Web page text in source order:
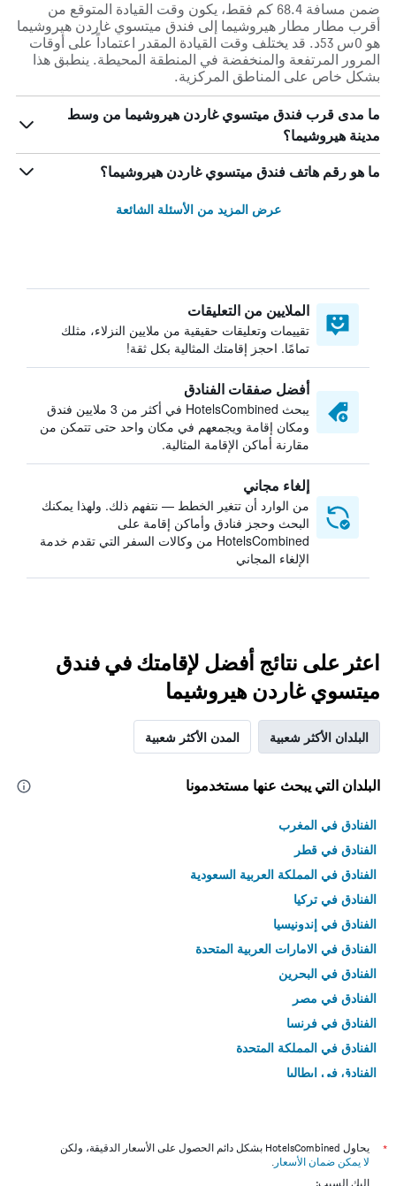
ضمن مسافة 68.4 كم فقط، يكون وقت القيادة المتوقع من
أقرب مطار مطار هيروشيما إلى فندق ميتسوي غاردن هيروشيما
هو 0س 53د. قد يختلف وقت القيادة المقدر اعتماداً على أوقات
المرور المرتفعة والمنخفضة في المنطقة المحيطة. ينطبق هذا
بشكل خاص على المناطق المركزية.
ما مدى قرب فندق ميتسوي غاردن هيروشيما من وسط
مدينة هيروشيما؟
ما هو رقم هاتف فندق ميتسوي غاردن هيروشيما؟
عرض المزيد من الأسئلة الشائعة
الملايين من التعليقات
تقييمات وتعليقات حقيقية من ملايين النزلاء، مثلك
تمامًا. احجز إقامتك المثالية بكل ثقة!
أفضل صفقات الفنادق
يبحث HotelsCombined في أكثر من 3 ملايين فندق
ومكان إقامة ويجمعهم في مكان واحد حتى تتمكن من
مقارنة أماكن الإقامة المثالية.
إلغاء مجاني
من الوارد أن تتغير الخطط — نتفهم ذلك. ولهذا يمكنك
البحث وحجز فنادق وأماكن إقامة على
HotelsCombined من وكالات السفر التي تقدم خدمة
الإلغاء المجاني
اعثر على نتائج أفضل لإقامتك في فندق
ميتسوي غاردن هيروشيما
البلدان الأكثر شعبية المدن الأكثر شعبية
البلدان التي يبحث عنها مستخدمونا
الفنادق في المغرب
الفنادق في قطر
الفنادق في المملكة العربية السعودية
الفنادق في تركيا
الفنادق في إندونيسيا
الفنادق في الامارات العربية المتحدة
الفنادق في البحرين
الفنادق في مصر
الفنادق في فرنسا
الفنادق في المملكة المتحدة
الفنادق في إيطاليا
*
يحاول HotelsCombined بشكل دائم الحصول على الأسعار الدقيقة، ولكن
لا يمكن ضمان الأسعار .
إليك السبب: